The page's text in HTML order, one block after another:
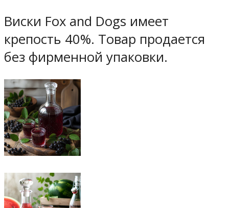
Виски Fox and Dogs имеет
крепость 40%. Товар продается
без фирменной упаковки.